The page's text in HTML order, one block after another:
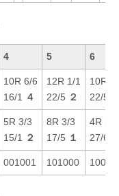
4 5 6
10R 6/6
16/1
４
12R 1/1
22/5 ２
10R
22/5
5R 3/3
15/1
２
8R 3/3
17/5 １
4R 5/5
27/6
001001 101000